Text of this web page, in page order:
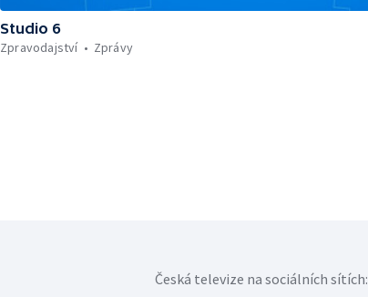
Studio 6
Zpravodajství
Zprávy
Česká televize na sociálních sítích: